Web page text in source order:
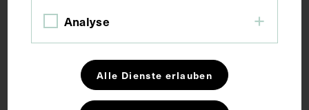
Kurzbeschreibung
Digitalisate des Albums: Reiner Riedler.
Schlagwörter
Analyse
Alle Dienste erlauben